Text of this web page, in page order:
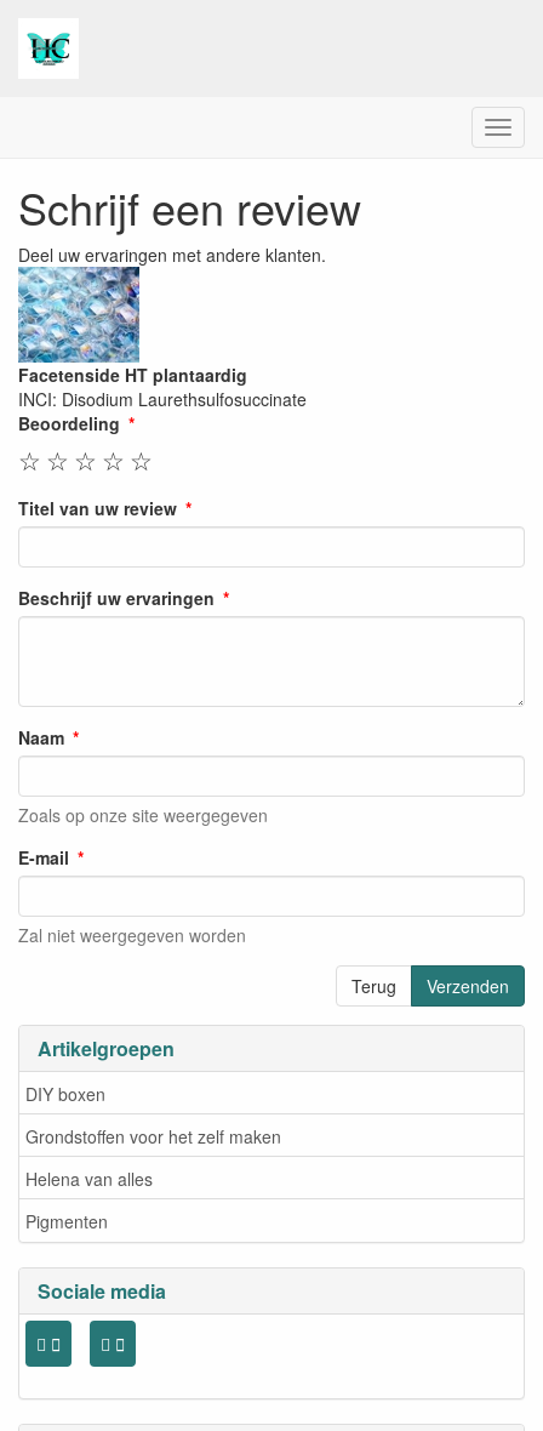
Menu
Artikelgroepen
DIY boxen
Grondstoffen voor het zelf maken
Helena van alles
Pigmenten
Sociale media
Schrijf een review
Deel uw ervaringen met andere klanten.
Facetenside HT plantaardig
INCI: Disodium Laurethsulfosuccinate
Beoordeling
☆
☆
☆
☆
☆
Titel van uw review
Beschrijf uw ervaringen
Naam
Zoals op onze site weergegeven
E-mail
Zal niet weergegeven worden
Terug Verzenden